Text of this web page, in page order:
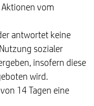
vom
antwortet keine
sozialer
insofern diese
wird.
14 Tagen eine